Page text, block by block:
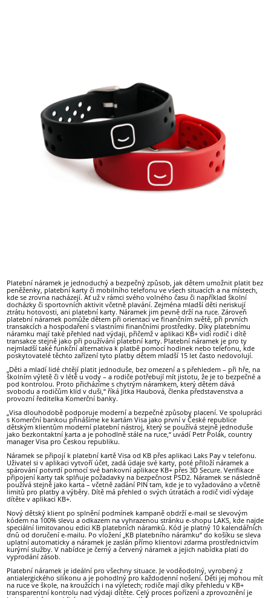
Platební náramek je jednoduchý a bezpečný způsob, jak dětem umožnit platit bez
peněženky, platební karty či mobilního telefonu ve všech situacích a na místech,
kde se zrovna nacházejí. Ať už v rámci svého volného času či například školní
docházky či sportovních aktivit včetně plavání. Zejména mladší děti neriskují
ztrátu hotovosti, ani platební karty. Náramek jim pevně drží na ruce. Zároveň
platební náramek pomůže dětem při orientaci ve finančním světě, při prvních
transakcích a hospodaření s vlastními finančními prostředky. Díky platebnímu
náramku mají také přehled nad výdaji, přičemž v aplikaci KB+ vidí rodič i dítě
transakce stejně jako při používání platební karty. Platební náramek je pro ty
nejmladší také funkční alternativa k platbě pomocí hodinek nebo telefonu, kde
poskytovatelé těchto zařízení tyto platby dětem mladší 15 let často nedovolují.
„Děti a mladí lidé chtějí platit jednoduše, bez omezení a s přehledem – při hře, na
školním výletě či v létě u vody – a rodiče potřebují mít jistotu, že je to bezpečné a
pod kontrolou. Proto přicházíme s chytrým náramkem, který dětem dává
svobodu a rodičům klid v duši,“ říká Jitka Haubová, členka představenstva a
provozní ředitelka Komerční banky.
„Visa dlouhodobě podporuje moderní a bezpečné způsoby placení. Ve spolupráci
s Komerční bankou přinášíme ke kartám Visa jako první v České republice
dětským klientům moderní platební nástroj, který se používá stejně jednoduše
jako bezkontaktní karta a je pohodlně stále na ruce,“ uvádí Petr Polák, country
manager Visa pro Českou republiku.
Náramek se připojí k platební kartě Visa od KB přes aplikaci Laks Pay v telefonu.
Uživatel si v aplikaci vytvoří účet, zadá údaje své karty, poté přiloží náramek a
spárování potvrdí pomocí své bankovní aplikace KB+ přes 3D Secure. Verifikace
připojení karty tak splňuje požadavky na bezpečnost PSD2. Náramek se následně
používá stejně jako karta – včetně zadání PIN tam, kde je to vyžadováno a včetně
limitů pro platby a výběry. Dítě má přehled o svých útratách a rodič vidí výdaje
dítěte v aplikaci KB+.
Nový dětský klient po splnění podmínek kampaně obdrží e-mail se slevovým
kódem na 100% slevu a odkazem na vyhrazenou stránku e-shopu LAKS, kde najde
speciální limitovanou edici KB platebních náramků. Kód je platný 10 kalendářních
dnů od doručení e-mailu. Po vložení „KB platebního náramku“ do košíku se sleva
uplatní automaticky a náramek je zaslán přímo klientovi zdarma prostřednictvím
kurýrní služby. V nabídce je černý a červený náramek a jejich nabídka platí do
vyprodání zásob.
Platební náramek je ideální pro všechny situace. Je voděodolný, vyrobený z
antialergického silikonu a je pohodlný pro každodenní nošení. Děti jej mohou mít
na ruce ve škole, na kroužcích i na výletech; rodiče mají díky přehledu v KB+
transparentní kontrolu nad výdaji dítěte. Celý proces pořízení a zprovoznění je